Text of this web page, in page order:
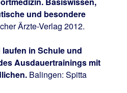
und besondere
Ärzte-Verlag 2012.
in Schule und
Ausdauertrainings mit
Balingen: Spitta